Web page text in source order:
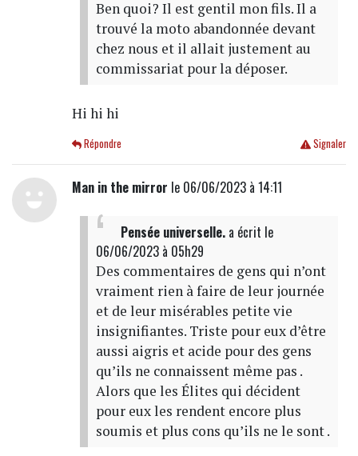
Ben quoi? Il est gentil mon fils. Il a
trouvé la moto abandonnée devant
chez nous et il allait justement au
commissariat pour la déposer.
Hi hi hi
Signaler
Répondre
Man in the mirror le 06/06/2023 à 14:11
Pensée universelle.a écrit le
06/06/2023 à 05h29
Des commentaires de gens qui n’ont
vraiment rien à faire de leur journée
et de leur misérables petite vie
insignifiantes. Triste pour eux d’être
aussi aigris et acide pour des gens
qu’ils ne connaissent même pas .
Alors que les Élites qui décident
pour eux les rendent encore plus
soumis et plus cons qu’ils ne le sont .